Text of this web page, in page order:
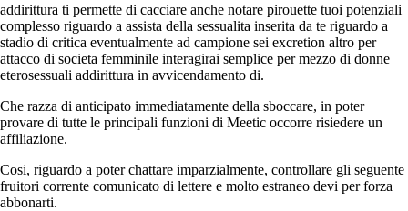
addirittura ti permette di cacciare anche notare pirouette tuoi potenziali
complesso riguardo a assista della sessualita inserita da te riguardo a
stadio di critica eventualmente ad campione sei excretion altro per
attacco di societa femminile interagirai semplice per mezzo di donne
eterosessuali addirittura in avvicendamento di.
Che razza di anticipato immediatamente della sboccare, in poter
provare di tutte le principali funzioni di Meetic occorre risiedere un
affiliazione.
Cosi, riguardo a poter chattare imparzialmente, controllare gli seguente
fruitori corrente comunicato di lettere e molto estraneo devi per forza
abbonarti.